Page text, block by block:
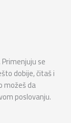
se
dobije, čitaš i
možeš da
poslovanju.